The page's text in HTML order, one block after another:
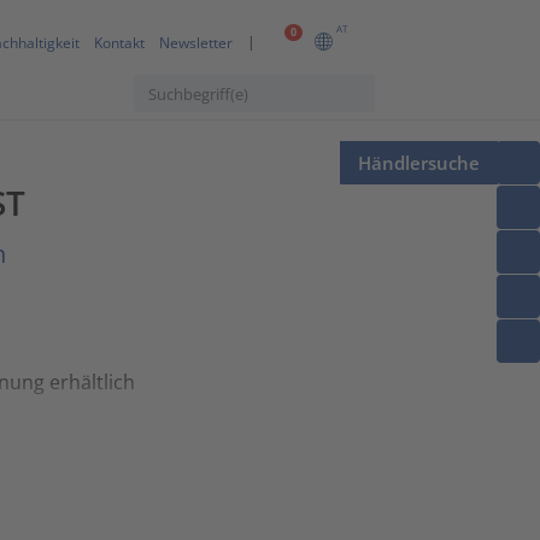
0 AT
Kontakt Newsletter
Händlersuche
erhältlich